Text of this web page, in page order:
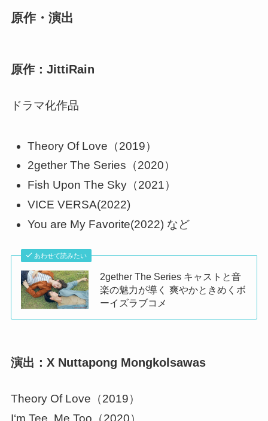
原作・演出
原作：JittiRain
ドラマ化作品
Theory Of Love（2019）
2gether The Series（2020）
Fish Upon The Sky（2021）
VICE VERSA(2022)
You are My Favorite(2022) など
あわせて読みたい
2gether The Series キャストと音
楽の魅力が導く 爽やかときめくボ
ーイズラブコメ
演出：X Nuttapong Mongkolsawas
Theory Of Love（2019）
I‘m Tee, Me Too（2020）